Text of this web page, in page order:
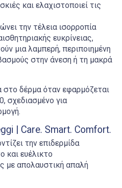
και ελαχιστοποιεί τις
την τέλεια ισορροπία
ευκρίνειας,
μια λαμπερή, περιποιημένη
στην άνεση ή τη μακρά
δέρμα όταν εφαρμόζεται
σχεδιασμένο για
| Care. Smart. Comfort.
την επιδερμίδα
και ευέλικτο
με απολαυστική απαλή